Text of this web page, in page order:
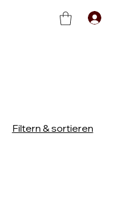
Filtern & sortieren